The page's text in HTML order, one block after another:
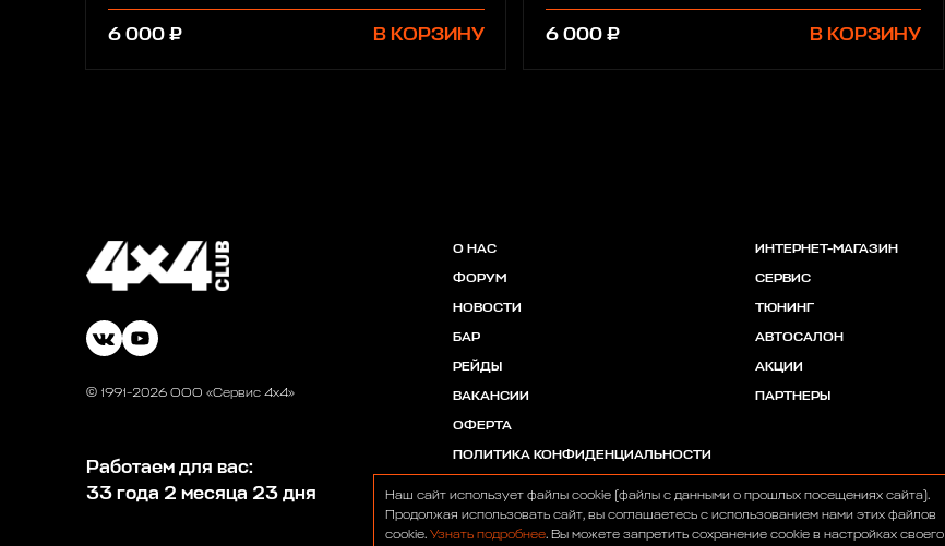
6 000 ₽ В КОРЗИНУ 6 000 ₽ В КОРЗИНУ
© 1991-2026 ООО «Сервис 4х4»
Работаем для вас:
33 года 2 месяца 23 дня
О НАС
ФОРУМ
НОВОСТИ
БАР
РЕЙДЫ
ВАКАНСИИ
ОФЕРТА
ПОЛИТИКА КОНФИДЕНЦИАЛЬНОСТИ
ИНТЕРНЕТ-МАГАЗИН
СЕРВИС
ТЮНИНГ
АВТОСАЛОН
АКЦИИ
ПАРТНЕРЫ
Наш сайт использует файлы cookie (файлы с данными о прошлых посещениях сайта).
Продолжая использовать сайт, вы соглашаетесь с использованием нами этих файлов
cookie. Узнать подробнее. Вы можете запретить сохранение cookie в настройках своего